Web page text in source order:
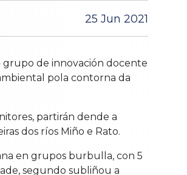
25 Jun 2021
grupo de innovación docente
pola contorna da
partirán dende a
dos ríos Miño e Rato.
en grupos burbulla, con 5
segundo subliñou a